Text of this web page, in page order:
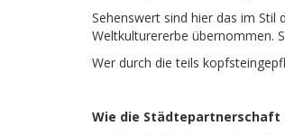
Sehenswert sind hier das im Stil
Weltkulturererbe übernommen.
Wer durch die teils
Wie die Städtepartnerschaft